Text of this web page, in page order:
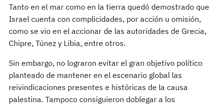
Tanto en el mar como en la tierra quedó demostrado que
Israel cuenta con complicidades, por acción u omisión,
como se vio en el accionar de las autoridades de Grecia,
Chipre, Túnez y Libia, entre otros.
Sin embargo, no lograron evitar el gran objetivo político
planteado de mantener en el escenario global las
reivindicaciones presentes e históricas de la causa
palestina. Tampoco consiguieron doblegar a los